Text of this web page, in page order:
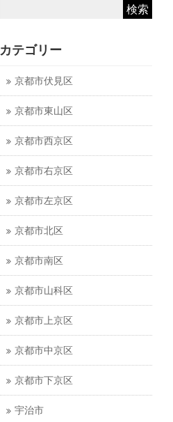
カテゴリー
京都市伏見区
京都市東山区
京都市西京区
京都市右京区
京都市左京区
京都市北区
京都市南区
京都市山科区
京都市上京区
京都市中京区
京都市下京区
宇治市